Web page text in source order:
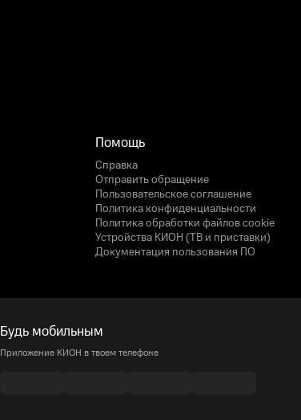
Помощь
Справка
Отправить обращение
Пользовательское соглашение
Политика конфиденциальности
Политика обработки файлов cookie
Устройства КИОН (ТВ и приставки)
Документация пользования ПО
Будь мобильным
Приложение КИОН в твоем телефоне